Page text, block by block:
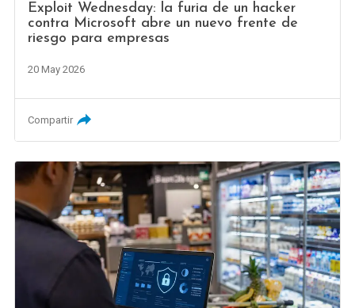
Exploit Wednesday: la furia de un hacker
contra Microsoft abre un nuevo frente de
riesgo para empresas
20 May 2026
Compartir